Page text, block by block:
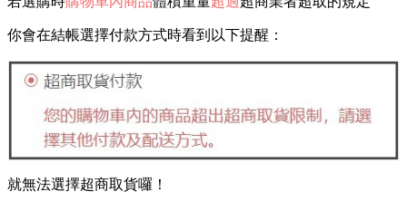
你會在結帳選擇付款方式時看到以下提醒：
就無法選擇超商取貨囉！